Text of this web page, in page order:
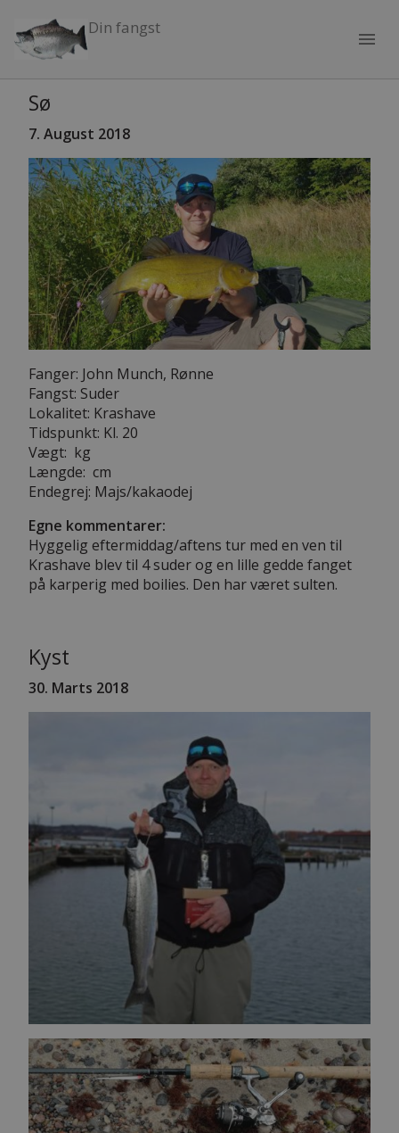
Din fangst
menu
Sø
7. August 2018
Fanger: John Munch, Rønne
Fangst: Suder
Lokalitet: Krashave
Tidspunkt: Kl. 20
Vægt: kg
Længde: cm
Endegrej: Majs/kakaodej
Egne kommentarer:
Hyggelig eftermiddag/aftens tur med en ven til
Krashave blev til 4 suder og en lille gedde fanget
på karperig med boilies. Den har været sulten.
Kyst
30. Marts 2018